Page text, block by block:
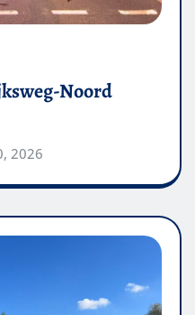
Noord
2026